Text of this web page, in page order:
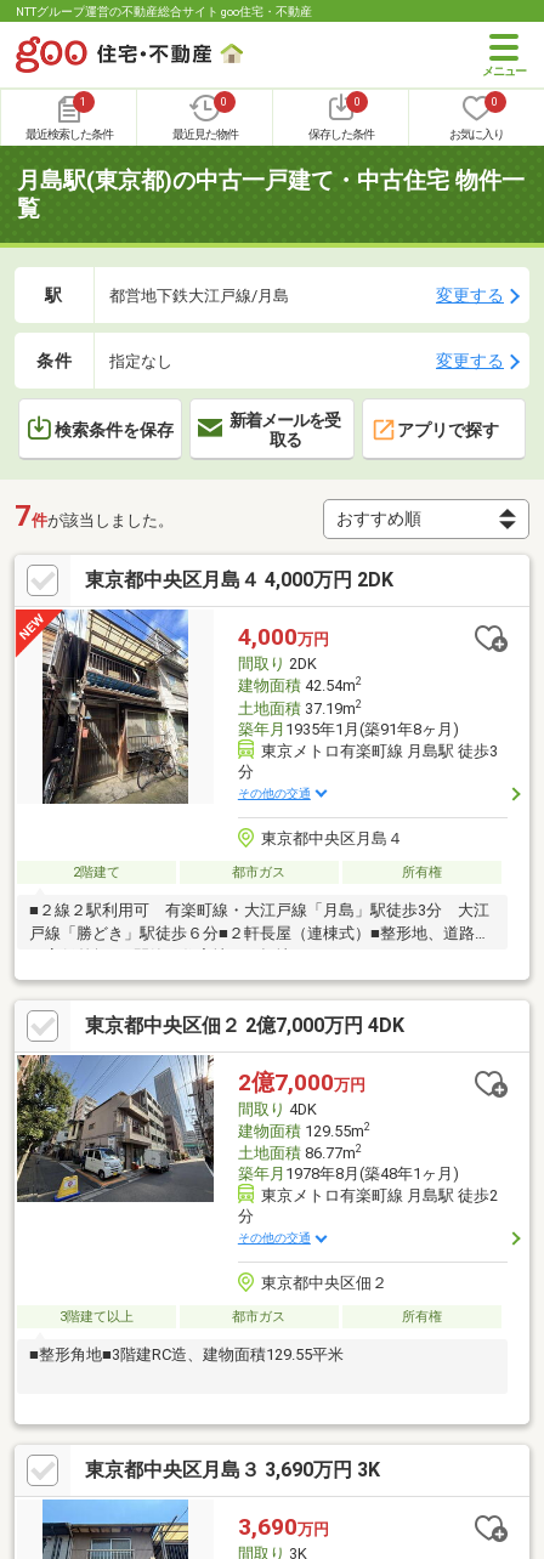
NTTグループ運営の不動産総合サイト goo住宅・不動産
1
最近検索した条件
0
最近見た物件
0
保存した条件
0
お気に入り
月島駅(東京都)の中古一戸建て・中古住宅 物件一
覧
駅 都営地下鉄大江戸線/月島 変更する
条件 指定なし 変更する
検索条件を保存
新着メールを受
取る
アプリで探す
7件が該当しました。
東京都中央区月島４ 4,000万円 2DK
4,000万円
間取り 2DK
建物面積42.54m2
土地面積37.19m2
築年月 1935年1月(築91年8ヶ月)
東京メトロ有楽町線 月島駅 徒歩3
分
その他の交通
東京都中央区月島４
2階建て 都市ガス 所有権
■２線２駅利用可 有楽町線・大江戸線「月島」駅徒歩3分 大江
戸線「勝どき」駅徒歩６分■２軒長屋（連棟式）■整形地、道路と
東京都中央区佃２ 2億7,000万円 4DK
2億7,000万円
間取り 4DK
建物面積129.55m2
土地面積86.77m2
築年月 1978年8月(築48年1ヶ月)
東京メトロ有楽町線 月島駅 徒歩2
分
その他の交通
東京都中央区佃２
3階建て以上 都市ガス 所有権
■整形角地■3階建RC造、建物面積129.55平米
東京都中央区月島３ 3,690万円 3K
3,690万円
間取り 3K